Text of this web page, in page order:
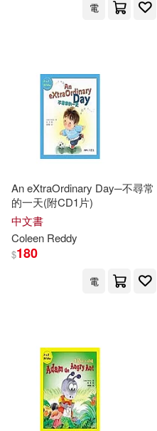
電
An eXtraOrdinary Day─不尋常
的一天(附CD1片)
中文書
Coleen Reddy
$180
電